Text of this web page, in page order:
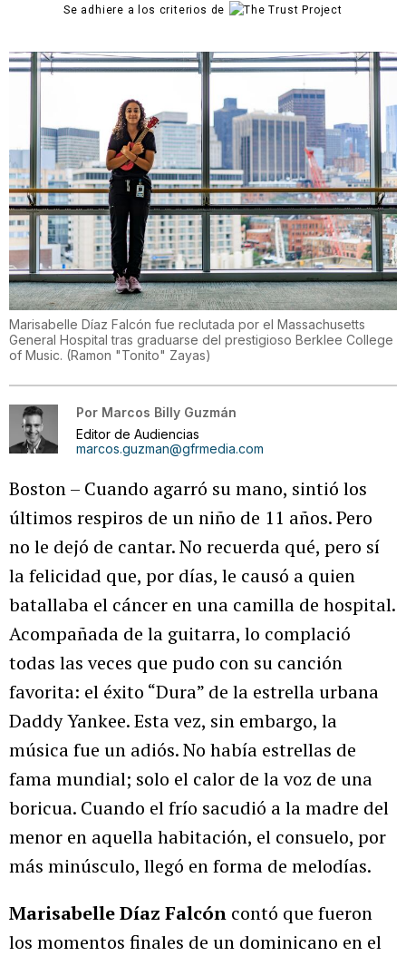
Se adhiere a los criterios de
Marisabelle Díaz Falcón fue reclutada por el Massachusetts
General Hospital tras graduarse del prestigioso Berklee College
of Music. (Ramon "Tonito" Zayas)
Por Marcos Billy Guzmán
Editor de Audiencias
marcos.guzman@gfrmedia.com
Boston – Cuando agarró su mano, sintió los
últimos respiros de un niño de 11 años. Pero
no le dejó de cantar. No recuerda qué, pero sí
la felicidad que, por días, le causó a quien
batallaba el cáncer en una camilla de hospital.
Acompañada de la guitarra, lo complació
todas las veces que pudo con su canción
favorita: el éxito “Dura” de la estrella urbana
Daddy Yankee. Esta vez, sin embargo, la
música fue un adiós. No había estrellas de
fama mundial; solo el calor de la voz de una
boricua. Cuando el frío sacudió a la madre del
menor en aquella habitación, el consuelo, por
más minúsculo, llegó en forma de melodías.
Marisabelle Díaz Falcón contó que fueron
los momentos finales de un dominicano en el